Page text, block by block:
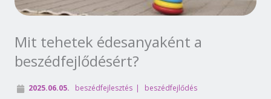
Mit tehetek édesanyaként a
beszédfejlődésért?
2025.06.05. beszédfejlesztés beszédfejlődés